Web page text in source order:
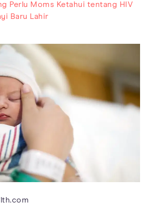
Perlu Moms Ketahui tentang HIV
Baru Lahir